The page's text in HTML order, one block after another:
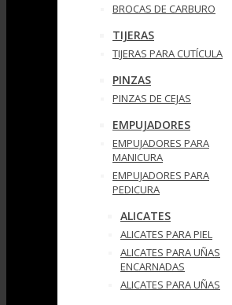
BROCAS DE CARBURO
TIJERAS
TIJERAS PARA CUTÍCULA
PINZAS
PINZAS DE CEJAS
EMPUJADORES
EMPUJADORES PARA
MANICURA
EMPUJADORES PARA
PEDICURA
ALICATES
ALICATES PARA PIEL
ALICATES PARA UÑAS
ENCARNADAS
ALICATES PARA UÑAS